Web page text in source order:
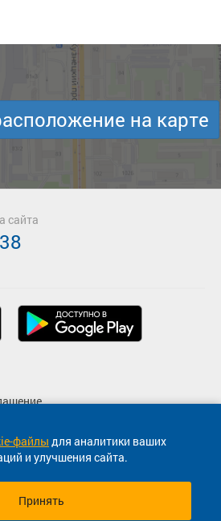
файлы для аналитики ваших
и улучшения сайта.
Принять
на карте
сообщения
сайта
Онлайн сервис продажи